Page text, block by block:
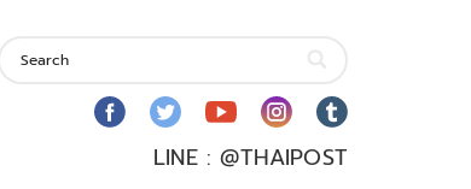
LINE : @THAIPOST